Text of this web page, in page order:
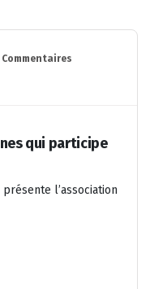
qui participe
l’association